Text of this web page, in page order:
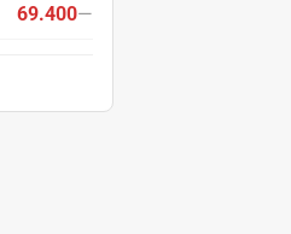
69.400—